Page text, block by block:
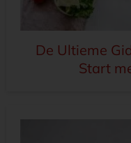
De Ultieme
Start